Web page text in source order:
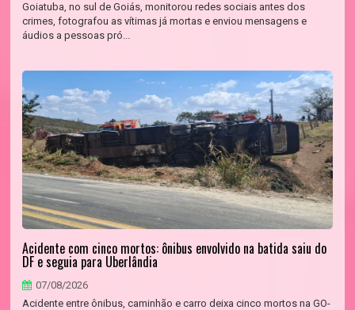
Goiatuba, no sul de Goiás, monitorou redes sociais antes dos
crimes, fotografou as vítimas já mortas e enviou mensagens e
áudios a pessoas pró...
Acidente com cinco mortos: ônibus envolvido na batida saiu do
DF e seguia para Uberlândia
07/08/2026
Acidente entre ônibus, caminhão e carro deixa cinco mortos na GO-